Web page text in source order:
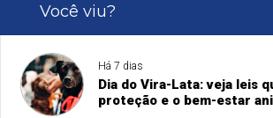
Você viu?
Há 7 dias
Dia do Vira-Lata: veja leis
proteção e o bem-estar